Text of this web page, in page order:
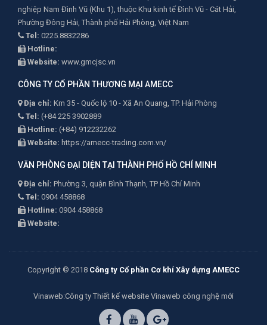
nghiệp Nam Đình Vũ (Khu 1), thuộc Khu kinh tế Đình Vũ - Cát Hải,
Phường Đông Hải, Thành phố Hải Phòng, Việt Nam
Tel: 0225.8832286
Hotline:
Website: www.gmcjsc.vn
CÔNG TY CỔ PHẦN THƯƠNG MẠI AMECC
Địa chỉ: Km 35 - Quốc lộ 10 - Xã An Quang, TP. Hải Phòng
Tel: (+84 225 3902889
Hotline: (+84) 912232262
Website: https://amecc-trading.com.vn/
VĂN PHÒNG ĐẠI DIỆN TẠI THÀNH PHỐ HỒ CHÍ MINH
Địa chỉ: Phường 3, quận Bình Thạnh, TP Hồ Chí Minh
Tel: 0904 458868
Hotline: 0904 458868
Website:
Copyright © 2018 Công ty Cổ phần Cơ khí Xây dựng AMECC
Vinaweb:Công ty Thiết kế website Vinaweb công nghệ mới